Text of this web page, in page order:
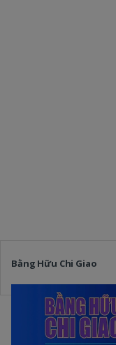
Bằng Hữu Chi Giao